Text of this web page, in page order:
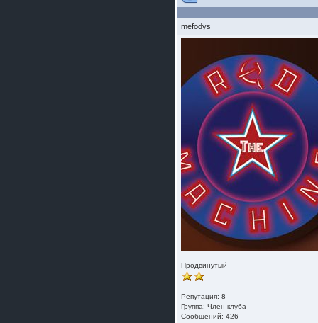
mefodys
Продвинутый
Репутация: 8
Группа: Член клуба
Сообщений: 426